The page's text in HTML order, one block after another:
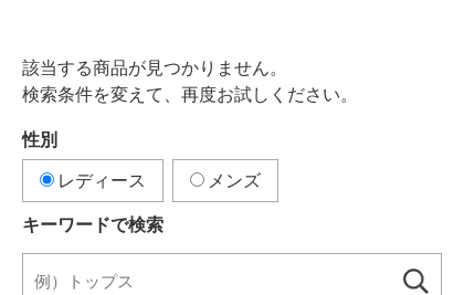
該当する商品が見つかりません。
検索条件を変えて、再度お試しください。
性別
レディース メンズ
キーワードで検索